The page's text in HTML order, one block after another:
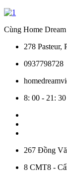
Cùng Home
278
0937798728
8: 00 - 21: 30
267 Đồng
8 CMT8 -